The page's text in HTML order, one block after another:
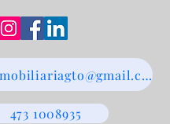
www.gbrinmobiliariagto@gmail.com
473 1008935